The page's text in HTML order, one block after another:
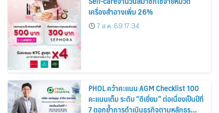
เครื่องสำอางเพิ่ม 26%
7 ส.ค. 69 17:34
PHOL คว้าคะแนน AGM Checklist 100
คะแนนเต็ม ระดับ “ดีเยี่ยม” ต่อเนื่องเป็นปีที่
7 ตอกย้ำการดำเนินธุรกิจตามหลักธร